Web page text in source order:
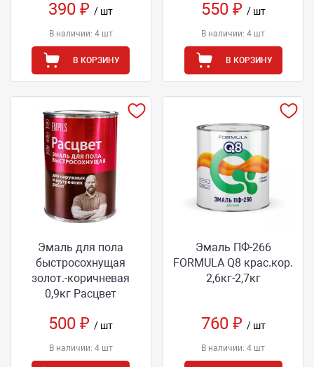
390 ₽/ шт
В наличии: 4 шт
В КОРЗИНУ
550 ₽ / шт
В наличии: 4 шт
В КОРЗИНУ
Эмаль для пола
быстросохнущая
золот.-коричневая
0,9кг Расцвет
500 ₽/ шт
В наличии: 4 шт
Эмаль ПФ-266
FORMULA Q8 крас.кор.
2,6кг-2,7кг
760 ₽ / шт
В наличии: 4 шт